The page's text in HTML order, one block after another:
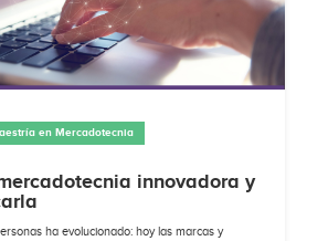
en Mercadotecnia
innovadora y
ha evolucionado: hoy las marcas y